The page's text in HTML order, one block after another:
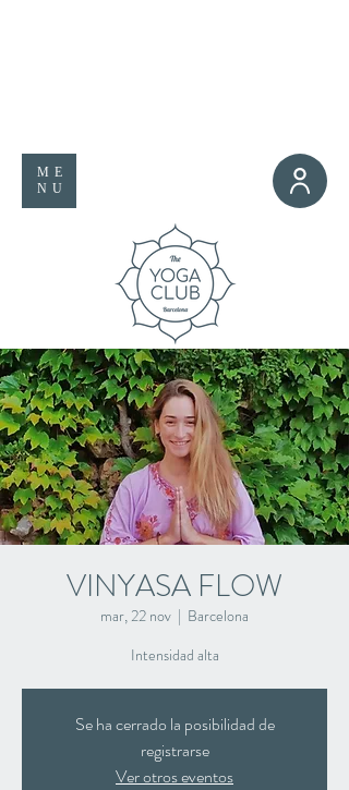
ME
NU
VINYASA FLOW
mar, 22 nov
  |
Barcelona
Intensidad alta
Se ha cerrado la posibilidad de
registrarse
Ver otros eventos